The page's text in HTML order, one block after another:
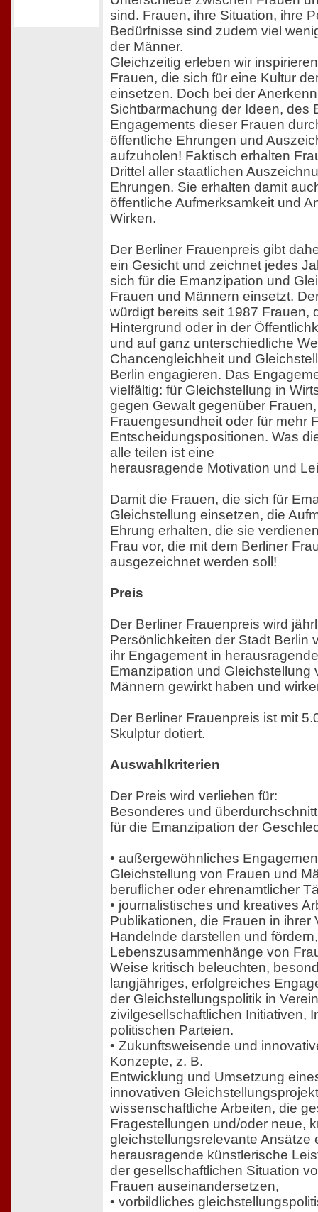
sind. Frauen, ihre Situation, ihre
Bedürfnisse sind zudem viel
der Männer.
Gleichzeitig erleben wir
Frauen, die sich für eine Kultur
einsetzen. Doch bei der
Sichtbarmachung der Ideen, des
Engagements dieser Frauen
öffentliche Ehrungen und
aufzuholen! Faktisch erhalten
Drittel aller staatlichen
Ehrungen. Sie erhalten damit
öffentliche Aufmerksamkeit und
Wirken.
Der Berliner Frauenpreis gibt
ein Gesicht und zeichnet jedes
sich für die Emanzipation und
Frauen und Männern einsetzt.
würdigt bereits seit 1987 Frauen,
Hintergrund oder in der
und auf ganz unterschiedliche
Chancengleichheit und
Berlin engagieren. Das
vielfältig: für Gleichstellung in
gegen Gewalt gegenüber
Frauengesundheit oder für mehr
Entscheidungspositionen. Was
alle teilen ist eine
herausragende Motivation und
Damit die Frauen, die sich für
Gleichstellung einsetzen, die
Ehrung erhalten, die sie
Frau vor, die mit dem Berliner
ausgezeichnet werden soll!
Preis
Der Berliner Frauenpreis wird
Persönlichkeiten der Stadt Berlin
ihr Engagement in
Emanzipation und Gleichstellung
Männern gewirkt haben und
Der Berliner Frauenpreis ist mit
Skulptur dotiert.
Auswahlkriterien
Der Preis wird verliehen für:
Besonderes und
für die Emanzipation der
• außergewöhnliches
Gleichstellung von Frauen und
beruflicher oder ehrenamtlicher
• journalistisches und kreatives
Publikationen, die Frauen in ihrer
Handelnde darstellen und
Lebenszusammenhänge von
Weise kritisch beleuchten,
langjähriges, erfolgreiches
der Gleichstellungspolitik in
zivilgesellschaftlichen Initiativen,
politischen Parteien.
• Zukunftsweisende und
Konzepte, z. B.
Entwicklung und Umsetzung
innovativen
wissenschaftliche Arbeiten, die
Fragestellungen und/oder neue,
gleichstellungsrelevante Ansätze
herausragende künstlerische
der gesellschaftlichen Situation
Frauen auseinandersetzen,
• vorbildliches